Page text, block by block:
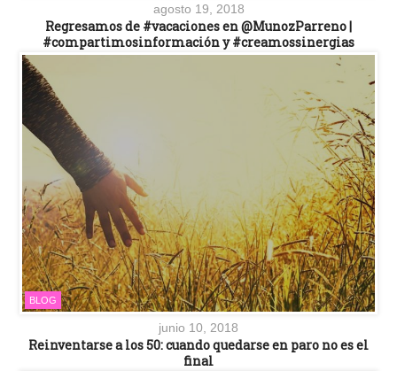
agosto 19, 2018
Regresamos de #vacaciones en @MunozParreno |
#compartimosinformación y #creamossinergias
BLOG
junio 10, 2018
Reinventarse a los 50: cuando quedarse en paro no es el
final